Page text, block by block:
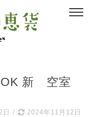
OK 新 空室
日 / 2024年11月12日